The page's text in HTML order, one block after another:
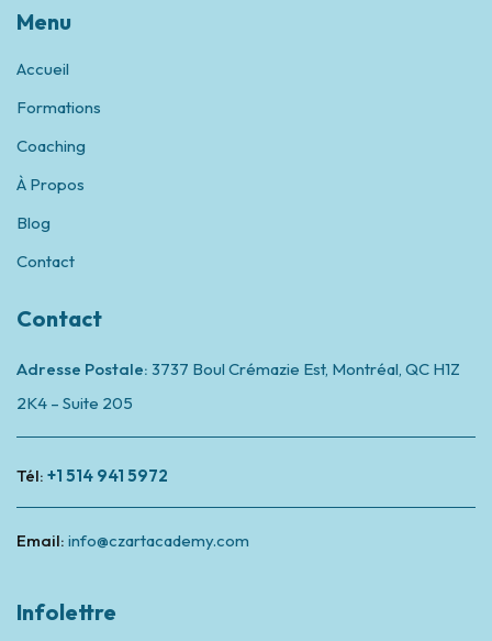
Menu
Accueil
Formations
Coaching
À Propos
Blog
Contact
Contact
Adresse Postale: 3737 Boul Crémazie Est, Montréal, QC H1Z
2K4 – Suite 205
Tél: +1 514 941 5972
Email: info@czartacademy.com
Infolettre